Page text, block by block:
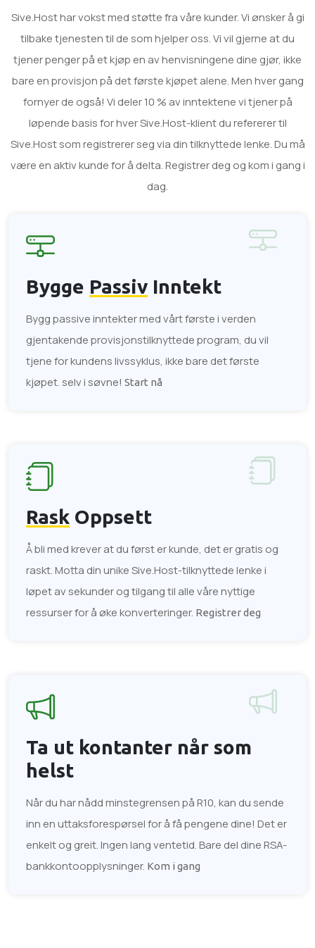
Sive.Host har vokst med støtte fra våre kunder. Vi ønsker å gi
tilbake tjenesten til de som hjelper oss. Vi vil gjerne at du
tjener penger på et kjøp en av henvisningene dine gjør, ikke
bare en provisjon på det første kjøpet alene. Men hver gang
fornyer de også! Vi deler 10 % av inntektene vi tjener på
løpende basis for hver Sive.Host-klient du refererer til
Sive.Host som registrerer seg via din tilknyttede lenke. Du må
være en aktiv kunde for å delta. Registrer deg og kom i gang i
dag.
Bygge Passiv Inntekt
Bygg passive inntekter med vårt første i verden
gjentakende provisjonstilknyttede program, du vil
tjene for kundens livssyklus, ikke bare det første
kjøpet. selv i søvne! Start nå
Rask Oppsett
Å bli med krever at du først er kunde, det er gratis og
raskt. Motta din unike Sive.Host-tilknyttede lenke i
løpet av sekunder og tilgang til alle våre nyttige
ressurser for å øke konverteringer. Registrer deg
Ta ut kontanter når som
helst
Når du har nådd minstegrensen på R10, kan du sende
inn en uttaksforespørsel for å få pengene dine! Det er
enkelt og greit. Ingen lang ventetid. Bare del dine RSA-
bankkontoopplysninger. Kom i gang